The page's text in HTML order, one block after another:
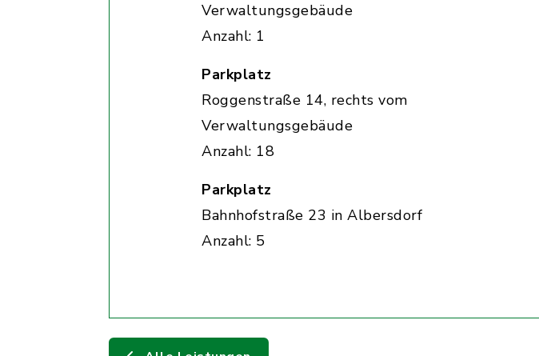
Verwaltungsgebäude
Anzahl: 1
Parkplatz
Roggenstraße 14, rechts vom
Verwaltungsgebäude
Anzahl: 18
Parkplatz
Bahnhofstraße 23 in Albersdorf
Anzahl: 5